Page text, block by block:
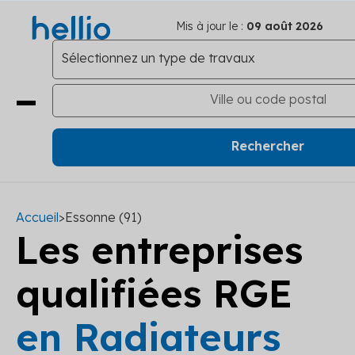
Mis à jour le : 09 août 2026
Accueil>Essonne (91)
Les entreprises
qualifiées RGE
en Radiateurs